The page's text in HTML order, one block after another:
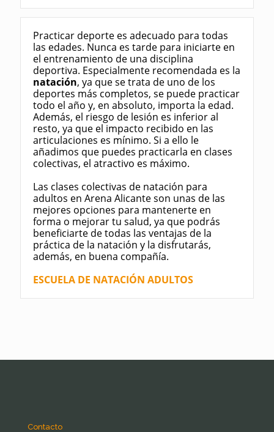
Practicar deporte es adecuado para todas
las edades. Nunca es tarde para iniciarte en
el entrenamiento de una disciplina
deportiva. Especialmente recomendada es la
natación, ya que se trata de uno de los
deportes más completos, se puede practicar
todo el año y, en absoluto, importa la edad.
Además, el riesgo de lesión es inferior al
resto, ya que el impacto recibido en las
articulaciones es mínimo. Si a ello le
añadimos que puedes practicarla en clases
colectivas, el atractivo es máximo.
Las clases colectivas de natación para
adultos en Arena Alicante son unas de las
mejores opciones para mantenerte en
forma o mejorar tu salud, ya que podrás
beneficiarte de todas las ventajas de la
práctica de la natación y la disfrutarás,
además, en buena compañía.
ESCUELA DE NATACIÓN ADULTOS
Contacto